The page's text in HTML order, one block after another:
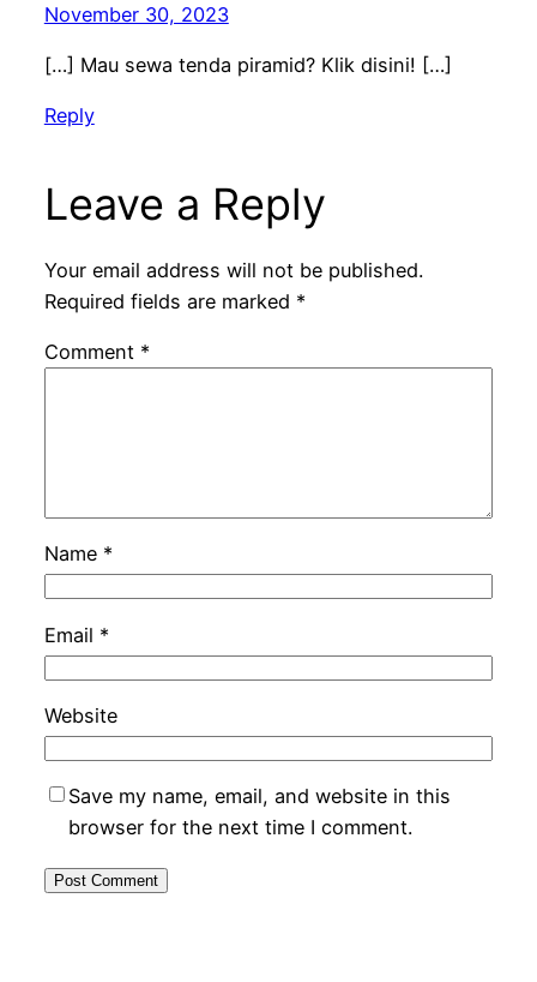
November 30, 2023
[…] Mau sewa tenda piramid? Klik disini! […]
Reply
Leave a Reply
Your email address will not be published.
Required fields are marked *
Comment *
Name *
Email *
Website
Save my name, email, and website in this
browser for the next time I comment.